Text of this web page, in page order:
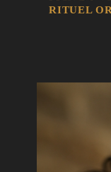
RITUEL